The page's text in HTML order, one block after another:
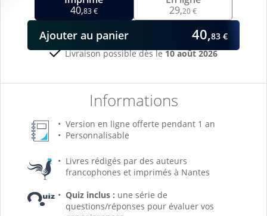
40,83 €
Informations
Livraison possible dès le10 août 2026
Version en ligne offerte pendant 1 an
Personnalisable
Livres rédigés par des auteurs
francophones et imprimés à Nantes
Quiz inclus : une série de
questions/réponses pour évaluer vos
29,20 €
Ajouter au panier 40,83 €